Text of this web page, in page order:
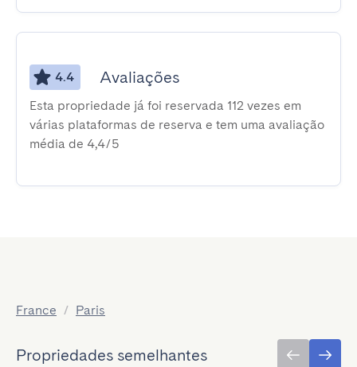
4.4 Avaliações
Esta propriedade já foi reservada 112 vezes em
várias plataformas de reserva e tem uma avaliação
média de 4,4/5
France / Paris
Propriedades semelhantes